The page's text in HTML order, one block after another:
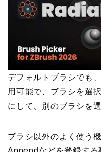
デフォルトブラシでも
用可能で、ブラシを選
にして、別のブラシを
ブラシ以外のよく使う